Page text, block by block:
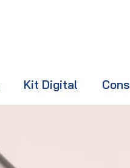
Kit Digital